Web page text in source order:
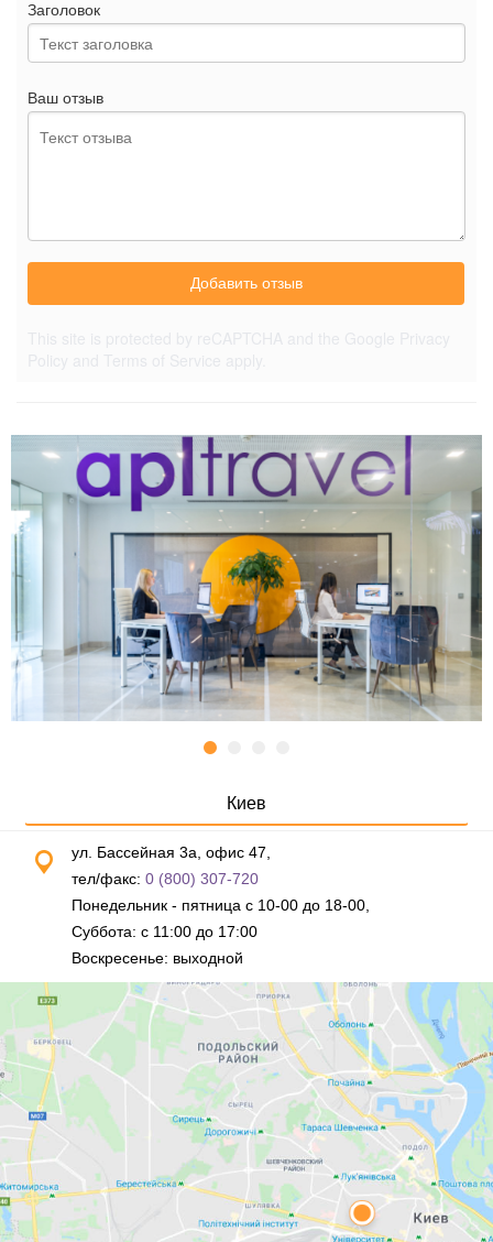
Заголовок
Ваш отзыв
Добавить отзыв
Киев
ул. Бассейная 3а, офис 47,
тел/факс: 0 (800) 307-720
Понедельник - пятница с 10-00 до 18-00,
Суббота: с 11:00 до 17:00
Воскресенье: выходной